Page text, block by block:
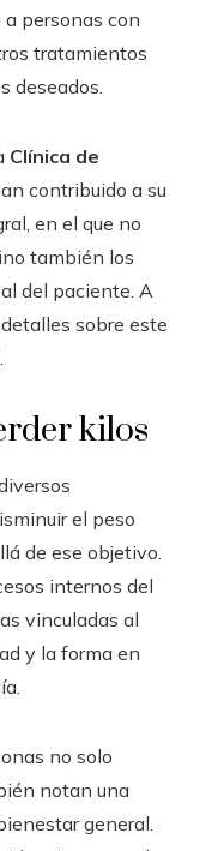
personas con
tratamientos
deseados.
Clínica de
contribuido a su
en el que no
también los
del paciente. A
sobre este
kilos
el peso
de ese objetivo.
internos del
vinculadas al
y la forma en
no solo
notan una
general.